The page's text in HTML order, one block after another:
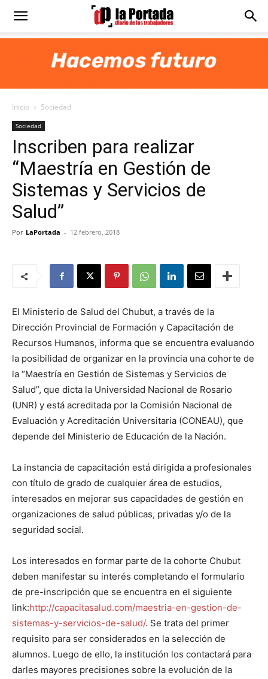
Diario
Portada
Inicio Sociedad
Sociedad
Inscriben para realizar
“Maestría en Gestión de
Sistemas y Servicios de
Salud”
Por LaPortada - 12 febrero, 2018
El Ministerio de Salud del Chubut, a través de la
Dirección Provincial de Formación y Capacitación de
Recursos Humanos, informa que se encuentra evaluando
la posibilidad de organizar en la provincia una cohorte de
la “Maestría en Gestión de Sistemas y Servicios de
Salud”, que dicta la Universidad Nacional de Rosario
(UNR) y está acreditada por la Comisión Nacional de
Evaluación y Acreditación Universitaria (CONEAU), que
depende del Ministerio de Educación de la Nación.
La instancia de capacitación está dirigida a profesionales
con título de grado de cualquier área de estudios,
interesados en mejorar sus capacidades de gestión en
organizaciones de salud públicas, privadas y/o de la
seguridad social.
Los interesados en formar parte de la cohorte Chubut
deben manifestar su interés completando el formulario
de pre-inscripción que se encuentra en el siguiente
link:http://capacitasalud.com/maestria-en-gestion-de-
sistemas-y-servicios-de-salud/. Se trata del primer
requisito para ser considerados en la selección de
alumnos. Luego de ello, la institución los contactará para
darles mayores precisiones sobre la evolución de la